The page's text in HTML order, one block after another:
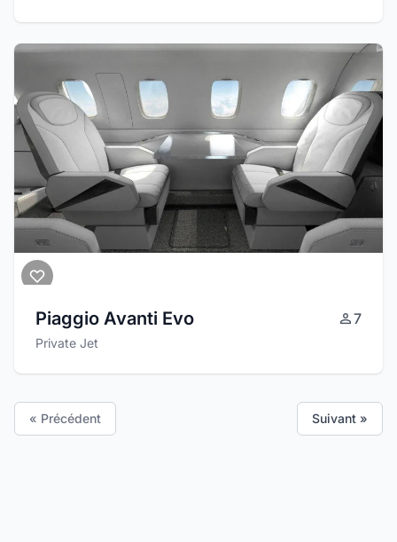
Piaggio Avanti Evo 7
Private Jet
« Précédent Suivant »